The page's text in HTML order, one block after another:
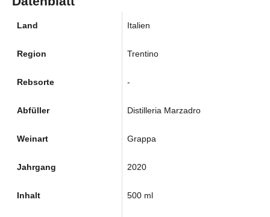
Land Italien
Region Trentino
Rebsorte -
Abfüller Distilleria Marzadro
Weinart Grappa
Jahrgang 2020
Inhalt 500 ml